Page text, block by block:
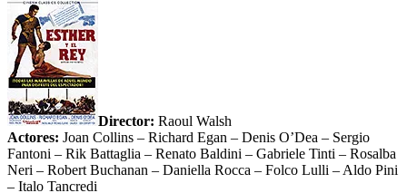
Director: Raoul Walsh
Actores: Joan Collins – Richard Egan – Denis O’Dea – Sergio
Fantoni – Rik Battaglia – Renato Baldini – Gabriele Tinti – Rosalba
Neri – Robert Buchanan – Daniella Rocca – Folco Lulli – Aldo Pini
– Italo Tancredi